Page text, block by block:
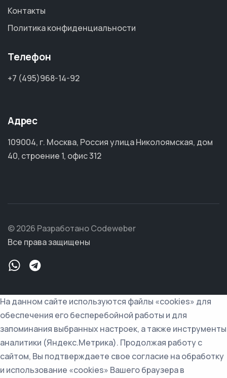
Контакты
Политика конфиденциальности
Телефон
+7 (495)968-14-92
Адрес
109004, г. Москва, Россия улица Николоямская, дом
40, строение 1, офис 312
© 2026 Разработано Codeweber
Все права защищены
На данном сайте используются файлы «cookies» для
обеспечения его бесперебойной работы и для
запоминания выбранных настроек, а также инструменты
аналитики (Яндекс.Метрика). Продолжая работу с
сайтом, Вы подтверждаете свое согласие на обработку
и использование «cookies» Вашего браузера в